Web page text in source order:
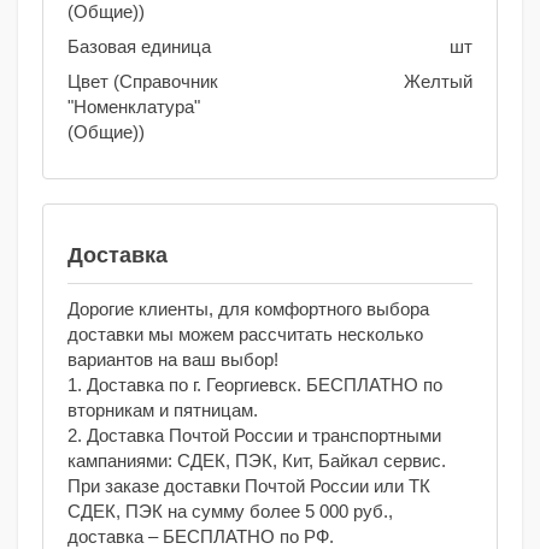
(Общие))
Базовая единица
шт
Цвет (Справочник
"Номенклатура"
(Общие))
Желтый
Доставка
Дорогие клиенты, для комфортного выбора
доставки мы можем рассчитать несколько
вариантов на ваш выбор!
1. Доставка по г. Георгиевск. БЕСПЛАТНО по
вторникам и пятницам.
2. Доставка Почтой России и транспортными
кампаниями: СДЕК, ПЭК, Кит, Байкал сервис.
При заказе доставки Почтой России или ТК
СДЕК, ПЭК на сумму более 5 000 руб.,
доставка – БЕСПЛАТНО по РФ.